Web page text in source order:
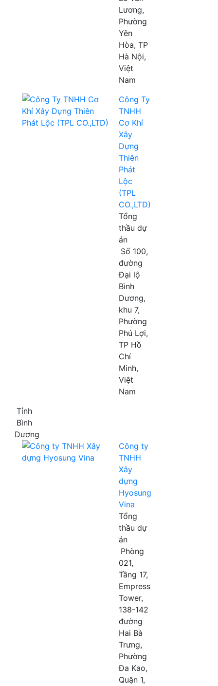
Lương,
Phường
Yên
Hòa, TP
Hà Nội,
Việt
Nam
Công Ty
TNHH
Cơ Khí
Xây
Dựng
Thiên
Phát
Lộc
(TPL
CO.,LTD)
Tổng
thầu dự
án
Số 100,
đường
Đại lộ
Bình
Dương,
khu 7,
Phường
Phú Lợi,
TP Hồ
Chí
Minh,
Việt
Nam
Tỉnh
Bình
Dương
Công ty
TNHH
Xây
dựng
Hyosung
Vina
Tổng
thầu dự
án
Phòng
021,
Tầng 17,
Empress
Tower,
138-142
đường
Hai Bà
Trưng,
Phường
Đa Kao,
Quận 1,